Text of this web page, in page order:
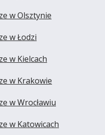
w Olsztynie
w Łodzi
w Kielcach
w Krakowie
w Wrocławiu
w Katowicach